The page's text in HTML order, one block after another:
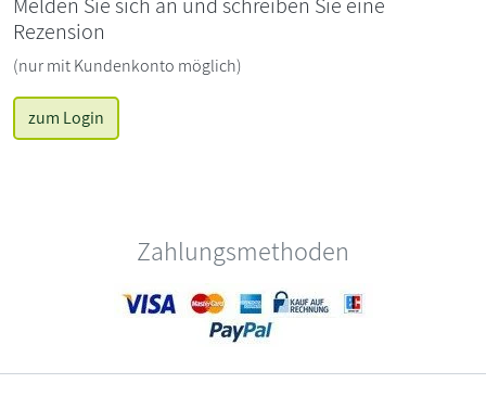
Rezension
(nur mit Kundenkonto möglich)
zum Login
Zahlungsmethoden